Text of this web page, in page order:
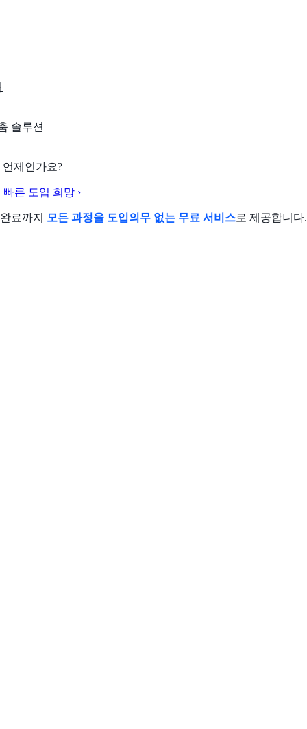
솔루션
제인가요?
빠른 도입 희망 ›
료까지 모든 과정을 도입의무 없는 무료 서비스로 제공합니다.